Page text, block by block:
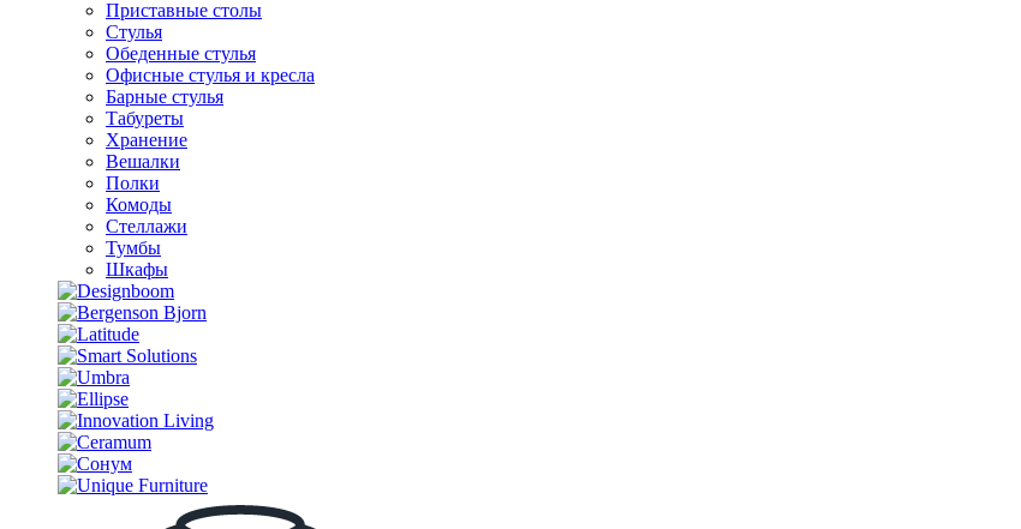
Приставные столы
Стулья
Обеденные стулья
Офисные стулья и кресла
Барные стулья
Табуреты
Хранение
Вешалки
Полки
Комоды
Стеллажи
Тумбы
Шкафы